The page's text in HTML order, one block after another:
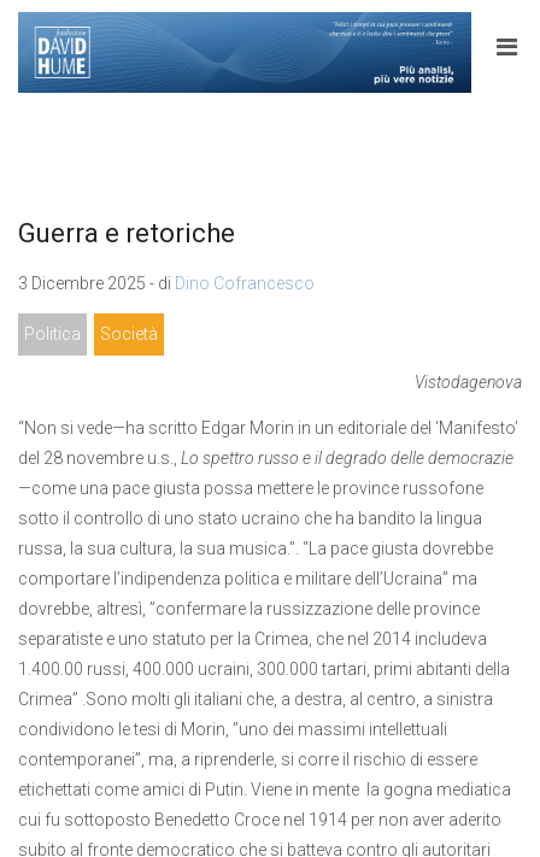
Guerra e retoriche
3 Dicembre 2025 - di Dino Cofrancesco
Politica Società
Vistodagenova
“Non si vede—ha scritto Edgar Morin in un editoriale del ‘Manifesto’
del 28 novembre u.s., Lo spettro russo e il degrado delle democrazie
—come una pace giusta possa mettere le province russofone
sotto il controllo di uno stato ucraino che ha bandito la lingua
russa, la sua cultura, la sua musica.”. “La pace giusta dovrebbe
comportare l’indipendenza politica e militare dell’Ucraina” ma
dovrebbe, altresì, ”confermare la russizzazione delle province
separatiste e uno statuto per la Crimea, che nel 2014 includeva
1.400.00 russi, 400.000 ucraini, 300.000 tartari, primi abitanti della
Crimea” .Sono molti gli italiani che, a destra, al centro, a sinistra
condividono le tesi di Morin, ”uno dei massimi intellettuali
contemporanei”, ma, a riprenderle, si corre il rischio di essere
etichettati come amici di Putin. Viene in mente la gogna mediatica
cui fu sottoposto Benedetto Croce nel 1914 per non aver aderito
subito al fronte democratico che si batteva contro gli autoritari